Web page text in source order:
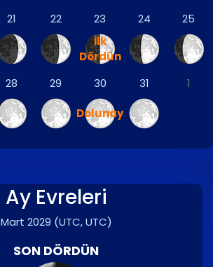
21 22
23
İlk
Dördün
24 25
28 29 30
Dolunay
31 1
Ay Evreleri
Mart 2029 (UTC, UTC)
SON DÖRDÜN